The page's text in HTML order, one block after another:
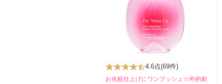
4.6点(69件)
お化粧仕上げにワンプッシュ☆外的刺